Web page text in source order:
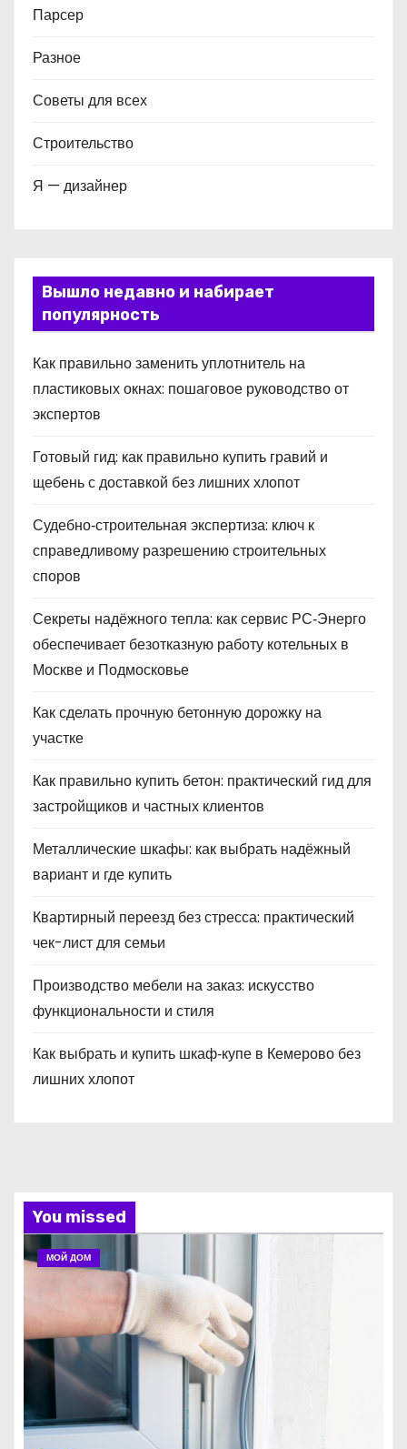
Парсер
Разное
Советы для всех
Строительство
Я — дизайнер
Вышло недавно и набирает
популярность
Как правильно заменить уплотнитель на
пластиковых окнах: пошаговое руководство от
экспертов
Готовый гид: как правильно купить гравий и
щебень с доставкой без лишних хлопот
Судебно‑строительная экспертиза: ключ к
справедливому разрешению строительных
споров
Секреты надёжного тепла: как сервис РС‑Энерго
обеспечивает безотказную работу котельных в
Москве и Подмосковье
Как сделать прочную бетонную дорожку на
участке
Как правильно купить бетон: практический гид для
застройщиков и частных клиентов
Металлические шкафы: как выбрать надёжный
вариант и где купить
Квартирный переезд без стресса: практический
чек-лист для семьи
Производство мебели на заказ: искусство
функциональности и стиля
Как выбрать и купить шкаф‑купе в Кемерово без
лишних хлопот
You missed
МОЙ ДОМ